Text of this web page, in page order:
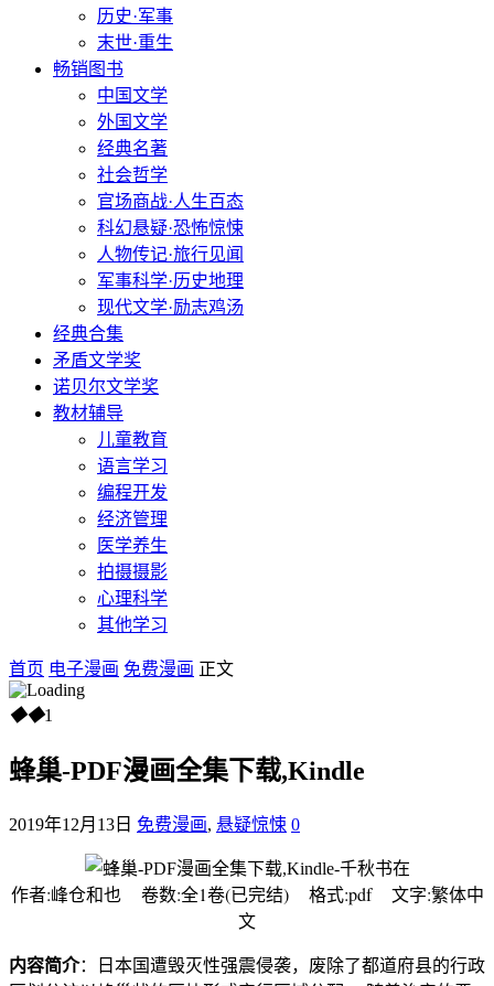
历史·军事
末世·重生
畅销图书
中国文学
外国文学
经典名著
社会哲学
官场商战·人生百态
科幻悬疑·恐怖惊悚
人物传记·旅行见闻
军事科学·历史地理
现代文学·励志鸡汤
经典合集
矛盾文学奖
诺贝尔文学奖
教材辅导
儿童教育
语言学习
编程开发
经济管理
医学养生
拍摄摄影
心理科学
其他学习
首页 电子漫画 免费漫画 正文
◆◆1
蜂巢-PDF漫画全集下载,Kindle
2019年12月13日 免费漫画, 悬疑惊悚 0
作者:峰仓和也 卷数:全1卷(已完结) 格式:pdf 文字:繁体中
文
内容简介：日本国遭毁灭性强震侵袭，废除了都道府县的行政